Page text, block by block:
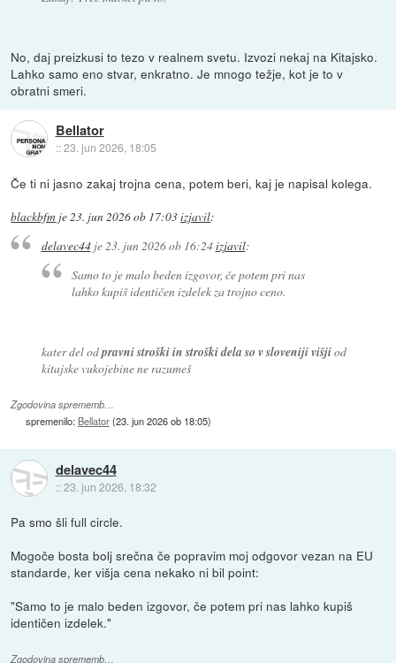
No, daj preizkusi to tezo v realnem svetu. Izvozi nekaj na Kitajsko.
Lahko samo eno stvar, enkratno. Je mnogo težje, kot je to v
obratni smeri.
Bellator
::23. jun 2026, 18:05
Če ti ni jasno zakaj trojna cena, potem beri, kaj je napisal kolega.
blackbfm je23. jun 2026 ob 17:03izjavil:
delavec44je23. jun 2026 ob 16:24izjavil:
Samo to je malo beden izgovor, če potem pri nas
lahko kupiš identičen izdelek za trojno ceno.
kater del odpravni stroški in stroški dela so v sloveniji višjiod
kitajske vukojebine ne razumeš
Zgodovina sprememb…
spremenilo: Bellator(23. jun 2026 ob 18:05)
delavec44
::23. jun 2026, 18:32
Pa smo šli full circle.
Mogoče bosta bolj srečna če popravim moj odgovor vezan na EU
standarde, ker višja cena nekako ni bil point:
"Samo to je malo beden izgovor, če potem pri nas lahko kupiš
identičen izdelek."
Zgodovina sprememb…